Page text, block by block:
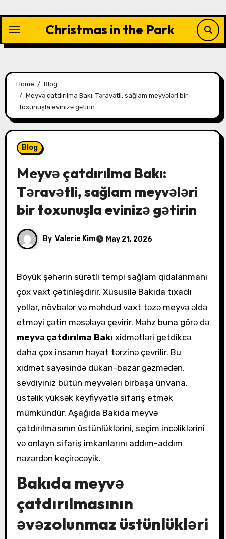
content
Christmas in the Park
Home
Blog
Meyvə çatdırılma Bakı: Təravətli, sağlam meyvələri bir
toxunuşla evinizə gətirin
Blog
Meyvə çatdırılma Bakı:
Təravətli, sağlam meyvələri
bir toxunuşla evinizə gətirin
By Valerie Kim May 21, 2026
Böyük şəhərin sürətli tempi sağlam qidalanmanı
çox vaxt çətinləşdirir. Xüsusilə Bakıda tıxaclı
yollar, növbələr və məhdud vaxt təzə meyvə əldə
etməyi çətin məsələyə çevirir. Məhz buna görə də
meyvə çatdırılma Bakı xidmətləri getdikcə
daha çox insanın həyat tərzinə çevrilir. Bu
xidmət sayəsində dükan-bazar gəzmədən,
sevdiyiniz bütün meyvələri birbaşa ünvana,
üstəlik yüksək keyfiyyətlə sifariş etmək
mümkündür. Aşağıda Bakıda meyvə
çatdırılmasının üstünlüklərini, seçim incəliklərini
və onlayn sifariş imkanlarını addım-addım
nəzərdən keçirəcəyik.
Bakıda meyvə
çatdırılmasının
əvəzolunmaz üstünlükləri